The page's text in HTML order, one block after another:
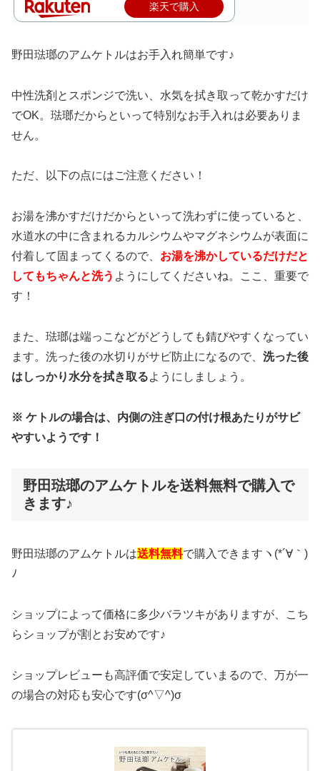
楽天で購入
野田琺瑯のアムケトルはお手入れ簡単です♪
中性洗剤とスポンジで洗い、水気を拭き取って乾かすだけ
でOK。琺瑯だからといって特別なお手入れは必要ありま
せん。
ただ、以下の点にはご注意ください！
お湯を沸かすだけだからといって洗わずに使っていると、
水道水の中に含まれるカルシウムやマグネシウムが表面に
付着して固まってくるので、 お湯を沸かしているだけだと
してもちゃんと洗う ようにしてくださいね。ここ、重要で
す！
また、琺瑯は端っこなどがどうしても錆びやすくなってい
ます。洗った後の水切りがサビ防止になるので、 洗った後
はしっかり水分を拭き取るようにしましょう。
※ ケトルの場合は、内側の注ぎ口の付け根あたりがサビ
やすいようです！
野田琺瑯のアムケトルを送料無料で購入で
きます♪
野田琺瑯のアムケトルは送料無料で購入できますヽ(*´∀｀)
ﾉ
ショップによって価格に多少バラツキがありますが、こち
らショップが割とお安めです♪
ショップレビューも高評価で安定していまるので、万が一
の場合の対応も安心です(σ^▽^)σ